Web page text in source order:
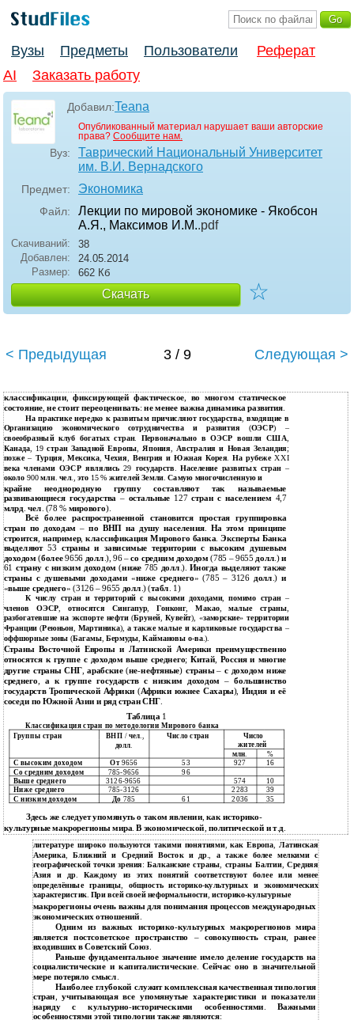
Вузы Предметы Пользователи
Реферат
AI
Заказать работу
Добавил:Teana
Опубликованный материал нарушает ваши авторские
права? Сообщите нам.
Вуз:
Таврический Национальный Университет
им. В.И. Вернадского
Предмет: Экономика
Файл:
Лекции по мировой экономике - Якобсон
А.Я., Максимов И.М..pdf
Скачиваний:
38
Добавлен:
24.05.2014
Размер:
662 Кб
Скачать ☆
< Предыдущая 3 / 9 Следующая >
классификации,фиксирующей фактическое, во многом статическое
состояние,не стоит переоценивать:не менее важна динамика развития.
На практике нередко к развитым причисляют государства входящие в
Организацию экономического сотрудничества и развития (ОЭСР) –
своеобразный клуб богатых стран. Первоначально в ОЭСР вошли США,
Канада , 19стран Западной Европы Япония Австралия и Новая Зеландия;
позже– Турция,Мексика,Чехия, Венгрия и Южная Корея.На рубежеXXI
века членами ОЭСР являлись29 государств .Население развитых стран –
около 900млн. чел., это 15 %жителей Земли. Самую многочисленную и
крайне неоднородную группу составляют так называемые
развивающиеся государства – остальные 127стран с населением 4,7
млрд. чел. (78 % мирового).
Всё более распространенной становится простая группировка
стран по доходам–по ВНП на душу населения. На этом принципе
строится, например,классификация Мирового банка.Эксперты Банка
выделяют53 страны и зависимые территории с высоким душевым
доходом(более9656 долл.), 96 –со средним доходом(785 – 9655долл.)и
61 страну с низким доходом(ниже785 долл.).Иногда выделяют также
страны с душевыми доходами«ниже среднего» (785 – 3126 долл.)и
«выше среднего» (3126 – 9655 долл.) (табл. 1)
К числу стран и территорий с высокими доходами,помимо стран –
членов ОЭСР ,относятся Сингапур,Гонконг,Макао,малые страны
разбогатевшие на экспорте нефти(Бруней, Кувейт), «заморские»территории
Франции(Реюньон, Мартиника), а также малые и карликовые государства –
оффшорные зоны(Багамы, Бермуды ,Каймановы о-ва.).
Страны Восточной Европы и Латинской Америки преимущественно
относятся к группе с доходом выше среднего;Китай, Россия и многие
другие страны СНГ,арабские(не-нефтяные) страны– с доходом ниже
среднего, а к группе государств с низким доходом–большинство
государств Тропической Африки(Африки южнее Сахары), Индия и её
соседи по Южной Азии и ряд стран СНГ.
Таблица 1
Классификация стран по методологии Мирового банка
Группы стран ВНП /чел Число стран Число
долл. жителей
млн. %
С высоким доходом От9656 53 927
16
Со средним доходом
785-9656 96
Выше среднего 3126-9656 574 10
Ниже среднего 785-3126 2283 39
С низким доходом До 785 61 2036 35
Здесь же следует упомянуть о таком явлении,как историко-
культурные макрорегионы мира.В экономической, политической и т.д.
литературе широко пользуются такими понятиями,как Европа,Латинская
Америка, Ближний и Средний Восток и др., а также более мелкими с
географической точки зрения:Балканские страны, страны Балтии,Средняя
Азия и др. Каждому из этих понятий соответствуют более или менее
определённые границы общность историко-культурных и экономических
характеристик. При всей своей неформальности, историко-культурные
макрорегионы очень важны для понимания процессов международных
экономических отношений.
Одним из важных историко-культурных макрорегионов мира
является постсоветское пространство – совокупность стран, ранее
входивших в Советский Союз.
Раньше фундаментальное значение имело деление государств на
социалистические и капиталистические.Сейчас оно в значительной
мере потеряло смысл.
Наиболее глубокой служит комплексная качественная типология
стран,учитывающая все упомянутые характеристики и показатели
наряду с культурно-историческими особенностями.Важными
особенностями этой типологии также являются: